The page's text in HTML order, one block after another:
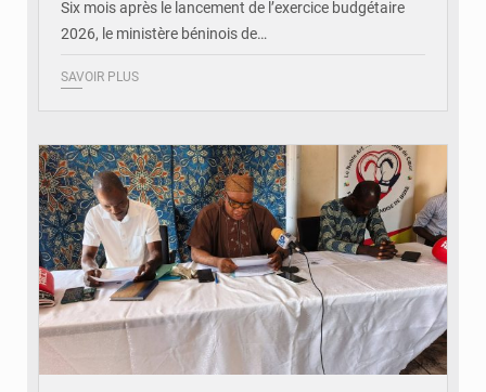
Six mois après le lancement de l’exercice budgétaire
2026, le ministère béninois de…
SAVOIR PLUS